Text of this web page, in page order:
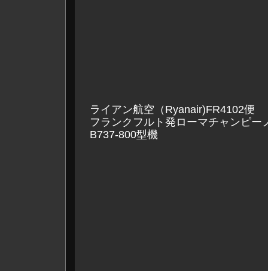
ライアン航空（Ryanair)FR4102便
フランクフルト発ローマチャンピー
B737-800型機